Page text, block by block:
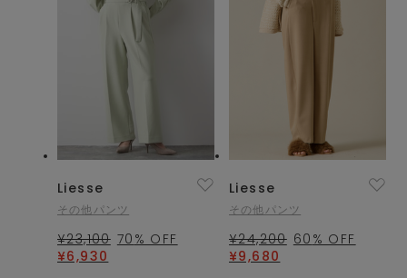
Liesse
その他パンツ
¥23,100 70 % OFF
¥6,930
Liesse
その他パンツ
¥24,200 60 % OFF
¥9,680